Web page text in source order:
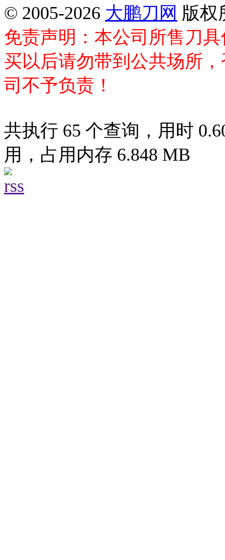
© 2005-2026 大鹏刀网 版权
免责声明：本公司所售刀
买以后请勿带到公共场所
司不予负责！
共执行 65 个查询，用时
用，占用内存 6.848 MB